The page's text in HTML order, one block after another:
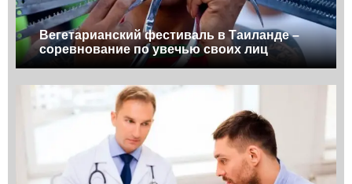
Вегетарианский фестиваль в Таиланде –
соревнование по увечью своих лиц